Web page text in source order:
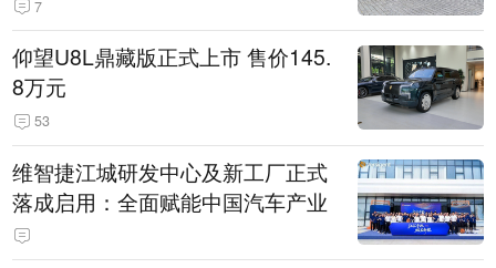
7
仰望U8L鼎藏版正式上市 售价145.
8万元
53
维智捷江城研发中心及新工厂正式
落成启用：全面赋能中国汽车产业